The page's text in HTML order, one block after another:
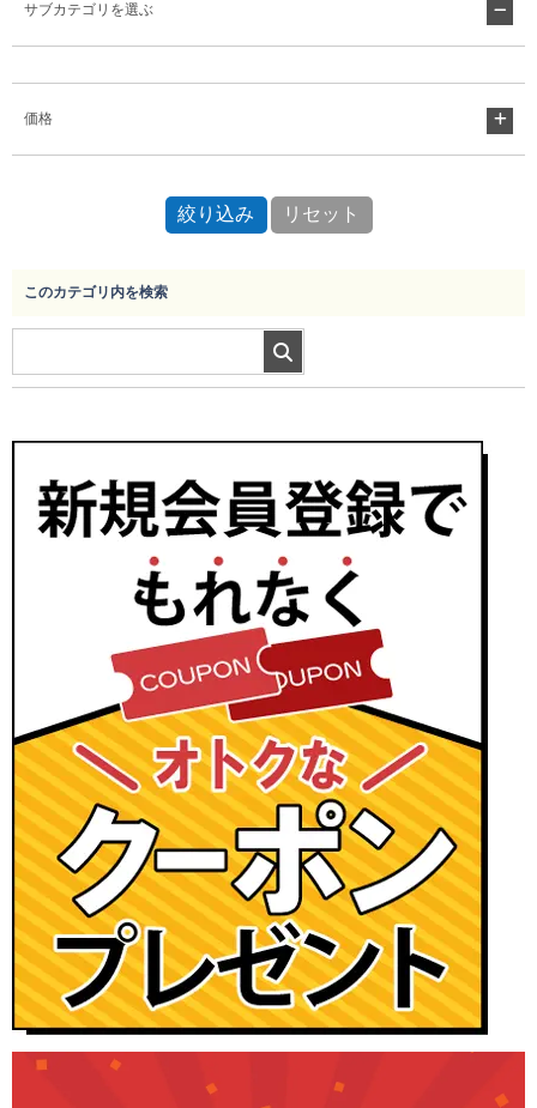
サブカテゴリを選ぶ
価格
このカテゴリ内を検索